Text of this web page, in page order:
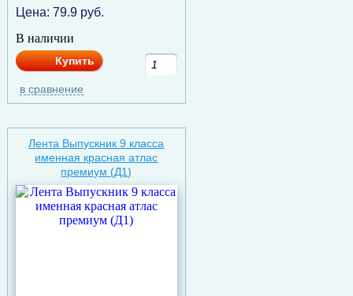
Цена: 79.9руб.
В наличии
Купить
в сравнение
Лента Выпускник 9 класса
именная красная атлас
премиум (Д1)